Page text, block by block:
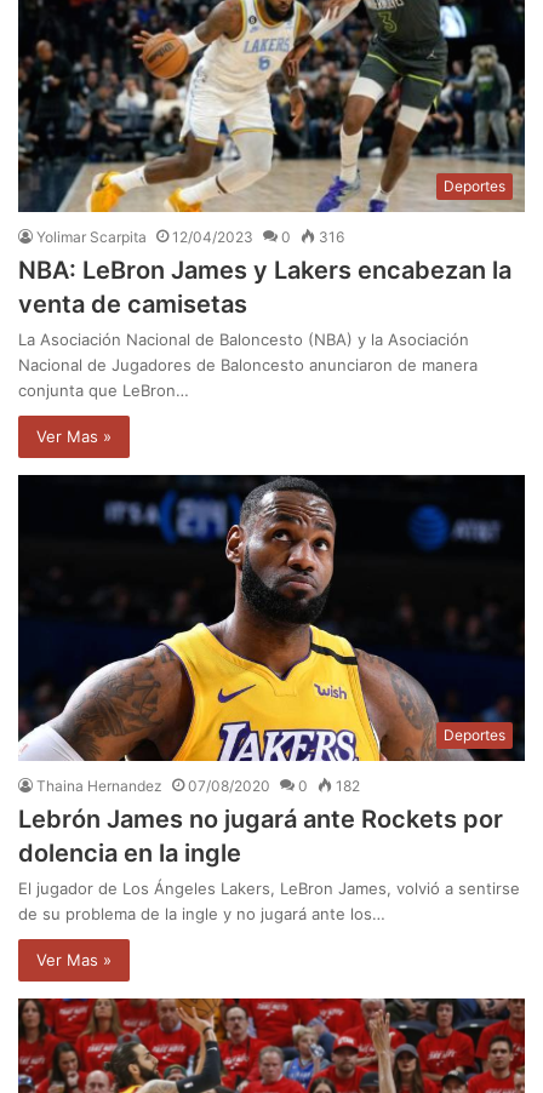
Deportes
Yolimar Scarpita 12/04/2023 0 316
NBA: LeBron James y Lakers encabezan la
venta de camisetas
La Asociación Nacional de Baloncesto (NBA) y la Asociación
Nacional de Jugadores de Baloncesto anunciaron de manera
conjunta que LeBron…
Ver Mas »
Deportes
Thaina Hernandez 07/08/2020 0 182
Lebrón James no jugará ante Rockets por
dolencia en la ingle
El jugador de Los Ángeles Lakers, LeBron James, volvió a sentirse
de su problema de la ingle y no jugará ante los…
Ver Mas »